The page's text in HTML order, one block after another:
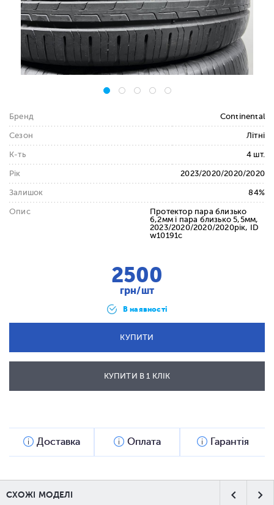
Бренд Continental
Сезон Літні
К-ть 4 шт.
Рік 2023/2020/2020/2020
Залишок 84%
Опис
Протектор пара близько
6,2мм і пара близько 5,5мм,
2023/2020/2020/2020рік, ID
w10191c
2500
грн/шт
В наявності
КУПИТИ
ВІДПРАВИТИ
КУПИТИ В 1 КЛІК
Доставка Оплата Гарантія
СХОЖІ МОДЕЛІ